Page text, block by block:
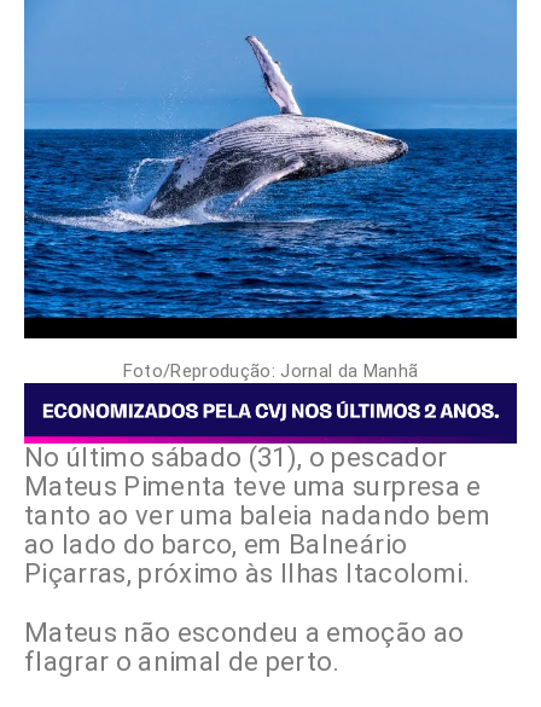
Foto/Reprodução: Jornal da Manhã
No último sábado (31), o pescador
Mateus Pimenta teve uma surpresa e
tanto ao ver uma baleia nadando bem
ao lado do barco, em Balneário
Piçarras, próximo às Ilhas Itacolomi.
Mateus não escondeu a emoção ao
flagrar o animal de perto.